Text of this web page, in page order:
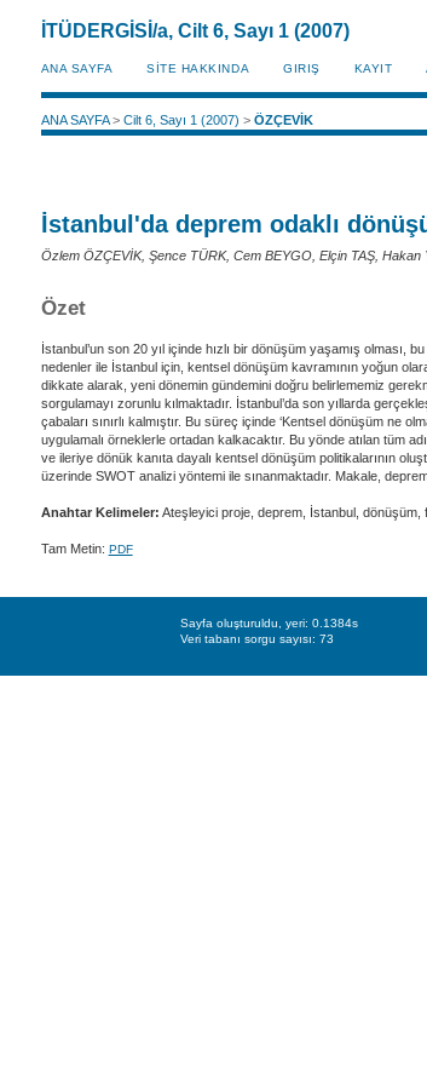
İTÜDERGİSİ/a, Cilt 6, Sayı 1 (2007)
ANA SAYFA SİTE HAKKINDA GIRIŞ KAYIT
ANA SAYFA> Cilt 6, Sayı 1 (2007) > ÖZÇEVİK
İstanbul'da deprem odaklı
Özlem ÖZÇEVİK, Şence TÜRK, Cem BEYGO, Elçin TAŞ, Hakan
Özet
İstanbul’un son 20 yıl içinde hızlı bir dönüşüm yaşamış olması,
nedenler ile İstanbul için, kentsel dönüşüm kavramının yoğun
dikkate alarak, yeni dönemin gündemini doğru belirlememiz
sorgulamayı zorunlu kılmaktadır. İstanbul’da son yıllarda
çabaları sınırlı kalmıştır. Bu süreç içinde ‘Kentsel dönüşüm ne
uygulamalı örneklerle ortadan kalkacaktır. Bu yönde atılan tüm
ve ileriye dönük kanıta dayalı kentsel dönüşüm politikalarının
üzerinde SWOT analizi yöntemi ile sınanmaktadır. Makale,
Anahtar Kelimeler: Ateşleyici proje, deprem, İstanbul, dönüşüm,
Tam Metin: PDF
Sayfa oluşturuldu, yeri: 0.1384s
Veri tabanı sorgu sayısı: 73